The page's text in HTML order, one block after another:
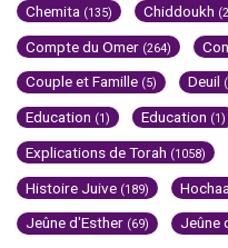
Chemita (135) Chiddoukh
Compte du Omer (264)
Couple et Famille (5) Deuil
Education (1) Education (1)
Explications de Torah (1058)
Histoire Juive (189)
Jeûne d'Esther (69) Jeûne